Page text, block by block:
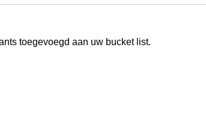
toegevoegd aan uw bucket list.